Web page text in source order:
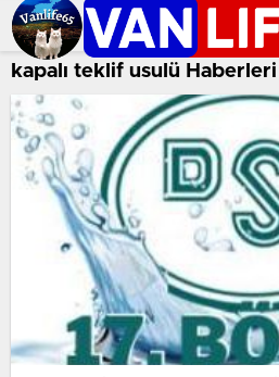
kapalı teklif usulü Haberleri